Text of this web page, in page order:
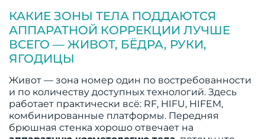
КАКИЕ ЗОНЫ ТЕЛА ПОДДАЮТСЯ
АППАРАТНОЙ КОРРЕКЦИИ ЛУЧШЕ
ВСЕГО — ЖИВОТ, БЁДРА, РУКИ,
ЯГОДИЦЫ
Живот — зона номер один по востребованности
и по количеству доступных технологий. Здесь
работает практически всё: RF, HIFU, HIFEM,
комбинированные платформы. Передняя
брюшная стенка хорошо отвечает на